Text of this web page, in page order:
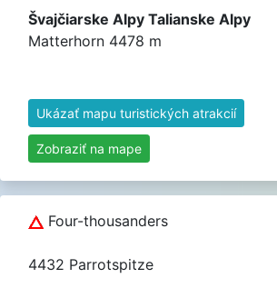
Švajčiarske Alpy Talianske Alpy
Matterhorn 4478 m
Ukázať mapu turistických atrakcií
Zobraziť na mape
Four-thousanders
4432 Parrotspitze